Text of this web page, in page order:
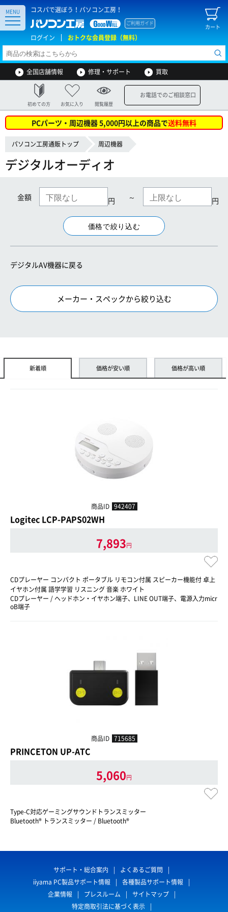
コスパで選ぼう！パソコン工房！
カート
ご利用ガイド
ログイン おトクな会員登録（無料）
MENU
全国店舗情報 修理・サポート 買取
初めての方 お気に入り 閲覧履歴
お電話でのご相談窓口
PCパーツ・周辺機器 5,000円以上の商品で送料無料
パソコン工房通販トップ 周辺機器
デジタルオーディオ
金額 円 ～ 円
デジタルAV機器に戻る
メーカー・スペックから絞り込む
新着順 価格が安い順 価格が高い順
商品ID 942407
Logitec LCP-PAPS02WH
7,893円
CDプレーヤー コンパクト ポータブル リモコン付属 スピーカー機能付 卓上
イヤホン付属 語学学習 リスニング 音楽 ホワイト
CDプレーヤー / ヘッドホン・イヤホン端子、LINE OUT端子、電源入力micr
oB端子
商品ID 715685
PRINCETON UP-ATC
5,060円
Type-C対応ゲーミングサウンドトランスミッター
Bluetooth® トランスミッター / Bluetooth®
サポート・総合案内
よくあるご質問
iiyama PC製品サポート情報
各種製品サポート情報
企業情報
プレスルーム
サイトマップ
特定商取引法に基づく表示